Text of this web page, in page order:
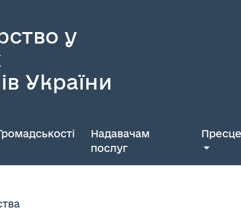
у
України
Надавачам
послуг